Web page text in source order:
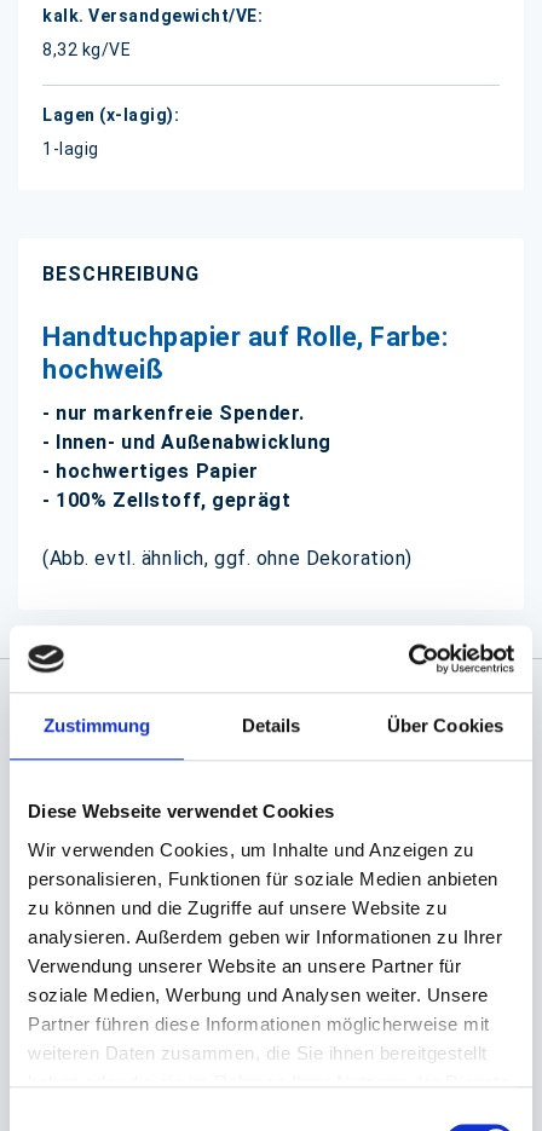
Zustimmung Details Über Cookies
Diese Webseite verwendet Cookies
Wir verwenden Cookies, um Inhalte und Anzeigen zu
personalisieren, Funktionen für soziale Medien anbieten
zu können und die Zugriffe auf unsere Website zu
analysieren. Außerdem geben wir Informationen zu Ihrer
Verwendung unserer Website an unsere Partner für
soziale Medien, Werbung und Analysen weiter. Unsere
Partner führen diese Informationen möglicherweise mit
weiteren Daten zusammen, die Sie ihnen bereitgestellt
8,32 kg/VE
1-lagig
BESCHREIBUNG
Handtuchpapier auf Rolle, Farbe:
hochweiß
- nur markenfreie Spender.
- Innen- und Außenabwicklung
- hochwertiges Papier
- 100% Zellstoff, geprägt
(Abb. evtl. ähnlich, ggf. ohne Dekoration)
Angaben zur Informationspflichten der GPSR
Produktsicherheitsverordnung:packpack.de GmbH, Am
interessiert sein